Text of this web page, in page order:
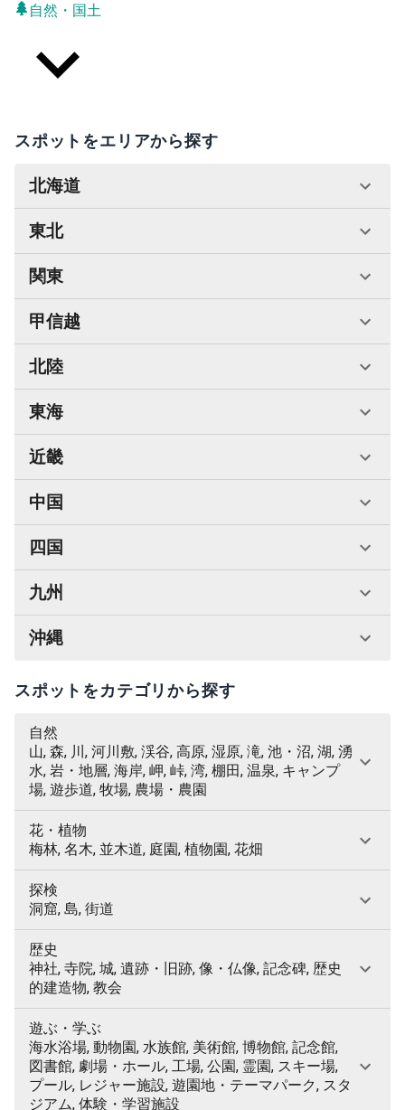
自然・国土
スポットをエリアから探す
北海道
東北
関東
甲信越
北陸
東海
近畿
中国
四国
九州
沖縄
スポットをカテゴリから探す
自然
山, 森, 川, 河川敷, 渓谷, 高原, 湿原, 滝, 池・沼, 湖, 湧
水, 岩・地層, 海岸, 岬, 峠, 湾, 棚田, 温泉, キャンプ
場, 遊歩道, 牧場, 農場・農園
花・植物
梅林, 名木, 並木道, 庭園, 植物園, 花畑
探検
洞窟, 島, 街道
歴史
神社, 寺院, 城, 遺跡・旧跡, 像・仏像, 記念碑, 歴史
的建造物, 教会
遊ぶ・学ぶ
海水浴場, 動物園, 水族館, 美術館, 博物館, 記念館,
図書館, 劇場・ホール, 工場, 公園, 霊園, スキー場,
プール, レジャー施設, 遊園地・テーマパーク, スタ
ジアム, 体験・学習施設